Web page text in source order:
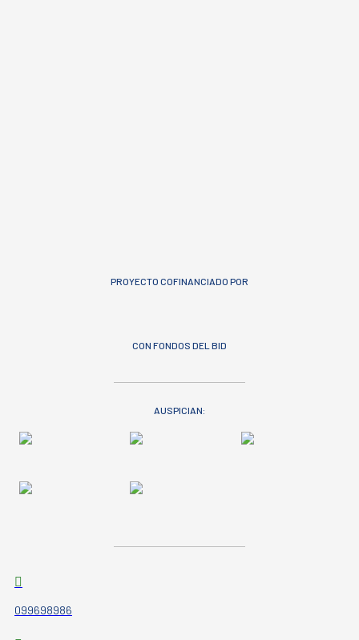
PROYECTO COFINANCIADO POR
CON FONDOS DEL BID
AUSPICIAN:
099698986